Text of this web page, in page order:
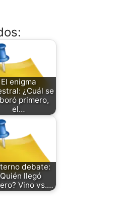
El enigma
¿Cuál se
primero,
el…
debate:
llegó
Vino vs.…